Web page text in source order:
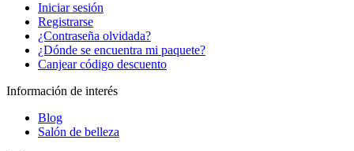
Iniciar sesión
Registrarse
¿Contraseña olvidada?
¿Dónde se encuentra mi paquete?
Canjear código descuento
Información de interés
Blog
Salón de belleza